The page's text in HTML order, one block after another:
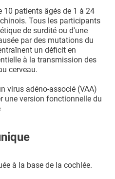
10 patients âgés de 1 à 24
Tous les participants
de surdité ou d'une
par des mutations du
un déficit en
à la transmission des
cerveau.
virus adéno-associé (VAA)
une version fonctionnelle du
à la base de la cochlée.